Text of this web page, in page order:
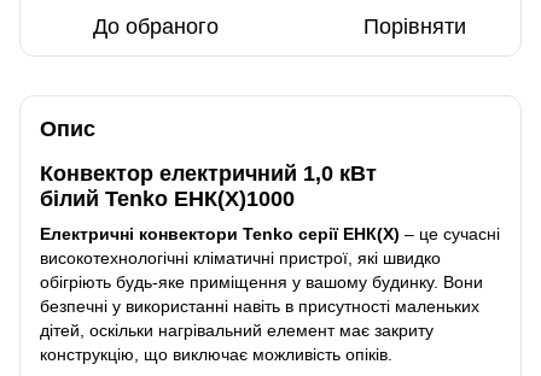
До обраного Порівняти
Опис
Конвектор електричний 1,0 кВт
білий Tenko ЕНК(Х)1000
Електричні конвектори Tenko серії ЕНК(Х) – це сучасні
високотехнологічні кліматичні пристрої, які швидко
обігріють будь-яке приміщення у вашому будинку. Вони
безпечні у використанні навіть в присутності маленьких
дітей, оскільки нагрівальний елемент має закриту
конструкцію, що виключає можливість опіків.